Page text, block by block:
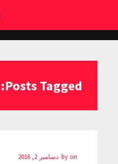
Posts Tagged: یعنی
by on دسامبر 2, 2016